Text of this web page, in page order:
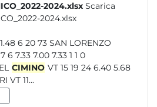
2024.xlsx Scarica
2024.xlsx
73 SAN LORENZO
6 7.33 7.00 7.33 1 1 0
CIMINO VT 15 19 24 6.40 5.68
SUTRI VT 11...